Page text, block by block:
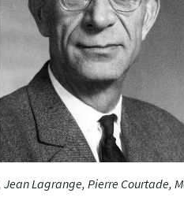
Lagrange, Pierre Courtade,